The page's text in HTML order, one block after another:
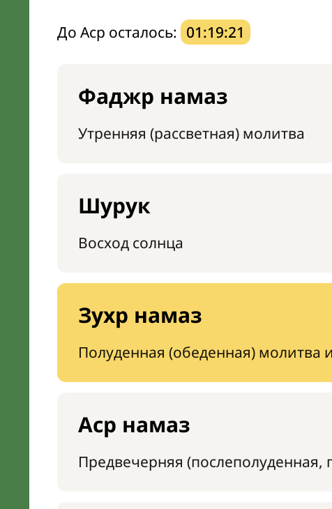
До Аср осталось: 01:19:20
Фаджр намаз
Утренняя (рассветная) молитва
Шурук
Восход солнца
Зухр намаз
Полуденная (обеденная)
Аср намаз
Предвечерняя (послеполуденная,